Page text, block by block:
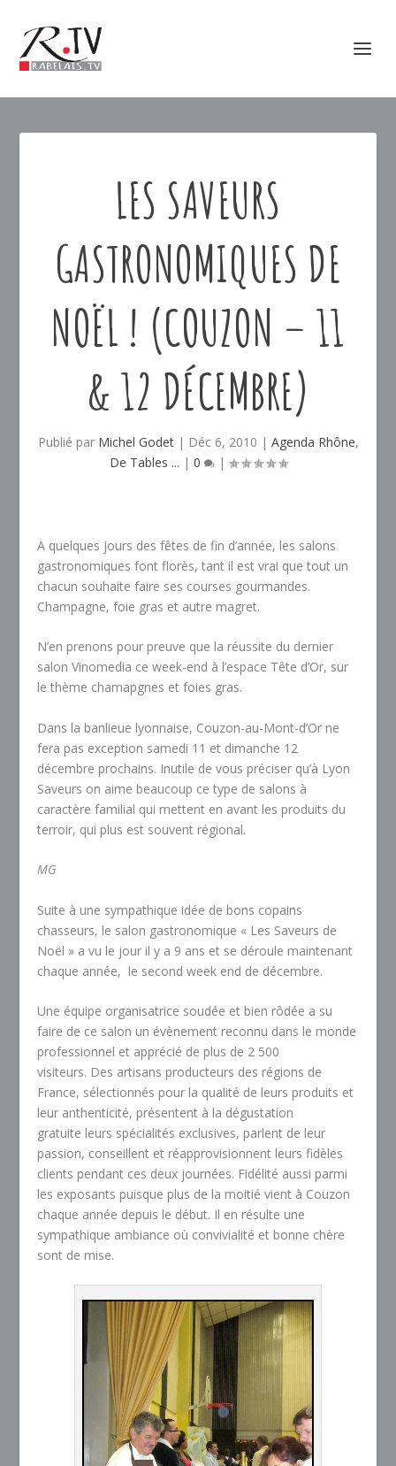
LES SAVEURS
GASTRONOMIQUES DE
NOËL ! (COUZON – 11
& 12 DÉCEMBRE)
Publié par Michel Godet| Déc 6, 2010 | Agenda Rhône,
De Tables ... | 0 |
A quelques jours des fêtes de fin d’année, les salons
gastronomiques font florès, tant il est vrai que tout un
chacun souhaite faire ses courses gourmandes.
Champagne, foie gras et autre magret.
N’en prenons pour preuve que la réussite du dernier
salon Vinomedia ce week-end à l’espace Tête d’Or, sur
le thème chamapgnes et foies gras.
Dans la banlieue lyonnaise, Couzon-au-Mont-d’Or ne
fera pas exception samedi 11 et dimanche 12
décembre prochains. Inutile de vous préciser qu’à Lyon
Saveurs on aime beaucoup ce type de salons à
caractère familial qui mettent en avant les produits du
terroir, qui plus est souvent régional.
MG
Suite à une sympathique idée de bons copains
chasseurs, le salon gastronomique « Les Saveurs de
Noël » a vu le jour il y a 9 ans et se déroule maintenant
chaque année, le second week end de décembre.
Une équipe organisatrice soudée et bien rôdée a su
faire de ce salon un évènement reconnu dans le monde
professionnel et apprécié de plus de 2 500
visiteurs. Des artisans producteurs des régions de
France, sélectionnés pour la qualité de leurs produits et
leur anthenticité, présentent à la dégustation
gratuite leurs spécialités exclusives, parlent de leur
passion, conseillent et réapprovisionnent leurs fidèles
clients pendant ces deux journées. Fidélité aussi parmi
les exposants puisque plus de la moitié vient à Couzon
chaque année depuis le début. Il en résulte une
sympathique ambiance où convivialité et bonne chère
sont de mise.